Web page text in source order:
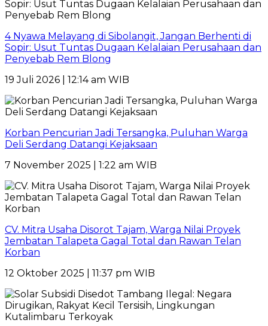
4 Nyawa Melayang di Sibolangit, Jangan Berhenti di
Sopir: Usut Tuntas Dugaan Kelalaian Perusahaan dan
Penyebab Rem Blong
19 Juli 2026 | 12:14 am WIB
Korban Pencurian Jadi Tersangka, Puluhan Warga
Deli Serdang Datangi Kejaksaan
7 November 2025 | 1:22 am WIB
CV. Mitra Usaha Disorot Tajam, Warga Nilai Proyek
Jembatan Talapeta Gagal Total dan Rawan Telan
Korban
12 Oktober 2025 | 11:37 pm WIB